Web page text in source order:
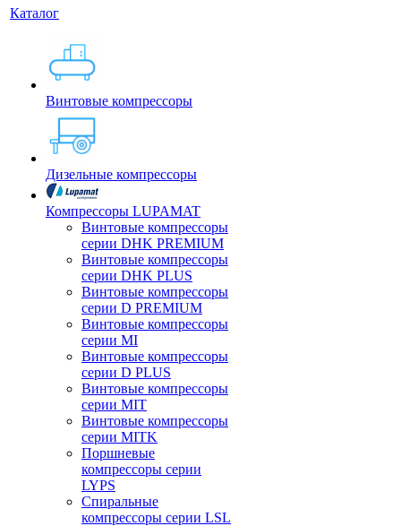
Каталог
Винтовые компрессоры
Дизельные компрессоры
Компрессоры LUPAMAT
Винтовые компрессоры
серии DHK PREMIUM
Винтовые компрессоры
серии DHK PLUS
Винтовые компрессоры
серии D PREMIUM
Винтовые компрессоры
серии MI
Винтовые компрессоры
серии D PLUS
Винтовые компрессоры
серии MIT
Винтовые компрессоры
серии MITK
Поршневые
компрессоры серии
LYPS
Спиральные
компрессоры серии LSL